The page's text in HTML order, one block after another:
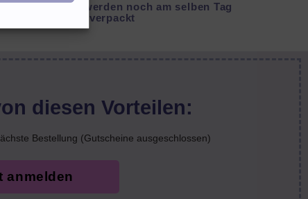
Artikel werden noch am selben Tag
verpackt
diesen Vorteilen:
Bestellung (Gutscheine ausgeschlossen)
anmelden